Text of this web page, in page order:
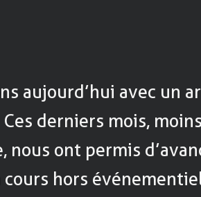
aujourd’hui avec un
derniers mois,
nous ont permis
cours hors